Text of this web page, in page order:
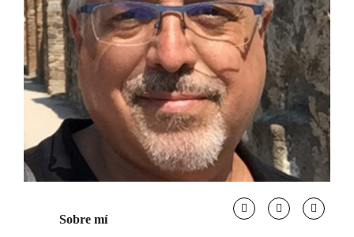
Sobre mí